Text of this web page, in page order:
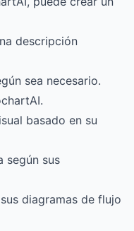
descripción
sea necesario.
basado en su
según sus
diagramas de flujo